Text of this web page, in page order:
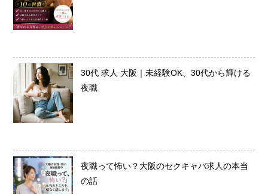
30代 求人 大阪｜未経験OK、30代から輝ける
夜職
夜職って怖い？大阪のセクキャバ求人の本当
の話